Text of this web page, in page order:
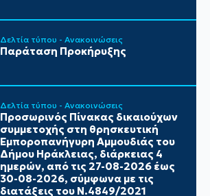
Δελτία τύπου - Ανακοινώσεις
Παράταση Προκήρυξης
Δελτία τύπου - Ανακοινώσεις
Προσωρινός Πίνακας δικαιούχων
συμμετοχής στη θρησκευτική
Εμποροπανήγυρη Αμμουδιάς του
Δήμου Ηράκλειας, διάρκειας 4
ημερών, από τις 27-08-2026 έως
30-08-2026, σύμφωνα με τις
διατάξεις του Ν.4849/2021